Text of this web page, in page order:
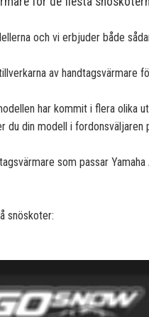
och vi erbjuder både
av
har kommit i flera olika
du din modell i fordonsväljaren
som passar Yamaha
snöskoter: